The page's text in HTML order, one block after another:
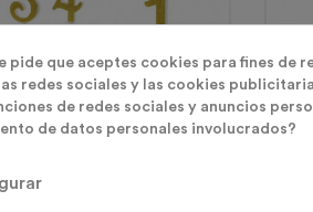
pide que aceptes cookies para fines de
redes sociales y las cookies
de redes sociales y anuncios
de datos personales involucrados?